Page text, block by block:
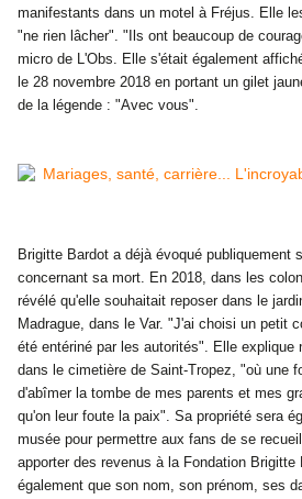
manifestants dans un motel à Fréjus. Elle
"ne rien lâcher". "Ils ont beaucoup de
micro de L'Obs. Elle s'était également
le 28 novembre 2018 en portant un gilet
de la légende : "Avec vous".
Brigitte Bardot a déjà évoqué publiquement
concernant sa mort. En 2018, dans les
révélé qu'elle souhaitait reposer dans le
Madrague, dans le Var. "J'ai choisi un petit
été entériné par les autorités". Elle explique
dans le cimetière de Saint-Tropez, "où une
d'abîmer la tombe de mes parents et mes
qu'on leur foute la paix". Sa propriété sera
musée pour permettre aux fans de se
apporter des revenus à la Fondation
également que son nom, son prénom, ses